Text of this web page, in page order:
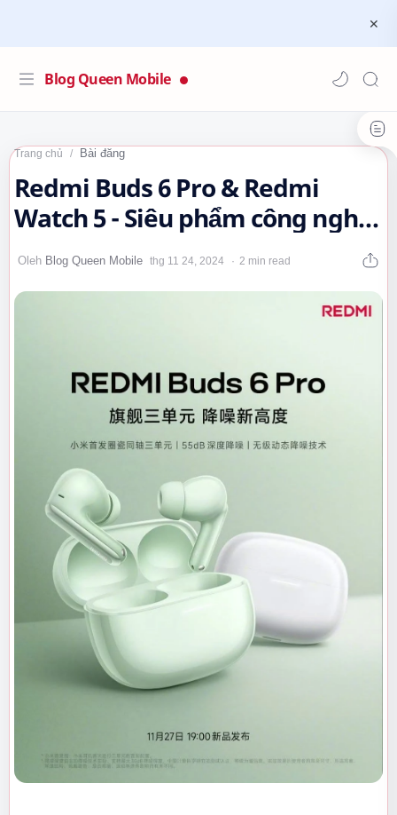
Blog Queen Mobile
Trang chủ Bài đăng
Redmi Buds 6 Pro & Redmi
Watch 5 - Siêu phẩm công nghệ
mới nhất từ Xiaomi!…2 min read